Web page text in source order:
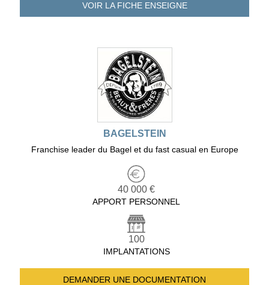
VOIR LA FICHEENSEIGNE
BAGELSTEIN
Franchise leader du Bagel et du fast casual en Europe
40 000 €
APPORT PERSONNEL
100
IMPLANTATIONS
DEMANDER UNE DOCUMENTATION